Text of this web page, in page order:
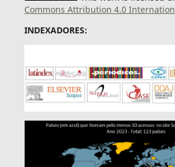
Commons Attribution 4.0
INDEXADORES: